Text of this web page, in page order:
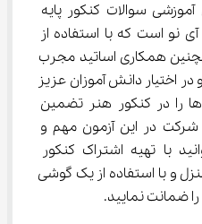
سوالات کنکور پایه
نو است که با استفاده از
همچنین همکاری اساتید مجرب
اختیار دانش آموزان عزیز
قرار گرفته است تا قبولی آن‌ها را در کنکور هنر تضمین
شرکت در این آزمون مهم و
هستید، می‌توانید با تهیه اشتراک کنکور
و با استفاده از یک گوشی